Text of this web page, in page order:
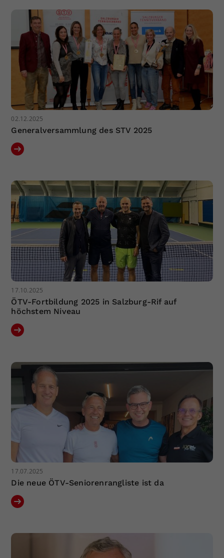
02.12.2025
Generalversammlung des STV 2025
17.10.2025
ÖTV-Fortbildung 2025 in Salzburg-Rif auf
höchstem Niveau
17.07.2025
Die neue ÖTV-Seniorenrangliste ist da
Zweck
Dieser Wert speichert Ihre Consent-
Einstellungen. Unter anderem eine
zufällig generierte ID, für die
historische Speicherung Ihrer
vorgenommen Einstellungen, falls der
Webseiten-Betreiber dies eingestellt
hat.